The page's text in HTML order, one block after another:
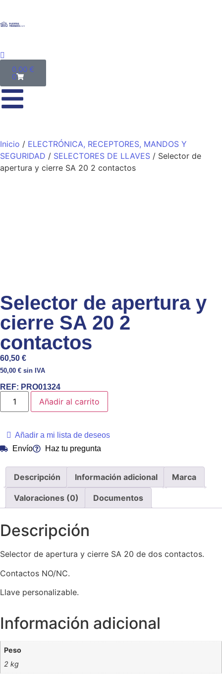
0,00 €
0
Inicio / ELECTRÓNICA, RECEPTORES, MANDOS Y
SEGURIDAD / SELECTORES DE LLAVES / Selector de
apertura y cierre SA 20 2 contactos
Selector de apertura y
cierre SA 20 2
contactos
60,50 €
50,00 € sin IVA
REF: PRO01324
Añadir al carrito
Añadir a mi lista de deseos
Envío
Haz tu pregunta
Descripción Información adicional Marca
Valoraciones (0) Documentos
Descripción
Selector de apertura y cierre SA 20 de dos contactos.
Contactos NO/NC.
Llave personalizable.
Información adicional
Peso
2 kg